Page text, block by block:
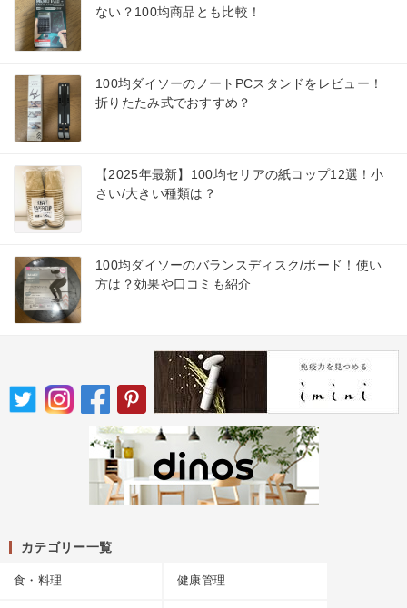
ない？100均商品とも比較！
100均ダイソーのノートPCスタンドをレビュー！
折りたたみ式でおすすめ？
【2025年最新】100均セリアの紙コップ12選！小
さい/大きい種類は？
100均ダイソーのバランスディスク/ボード！使い
方は？効果や口コミも紹介
カテゴリー一覧
食・料理 健康管理